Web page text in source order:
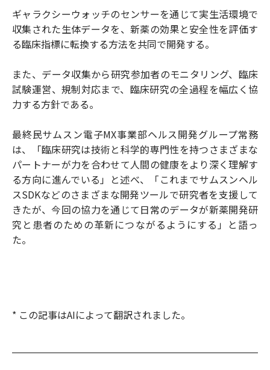
ギャラクシーウォッチのセンサーを通じて実生活環境で
収集された生体データを、新薬の効果と安全性を評価す
る臨床指標に転換する方法を共同で開発する。
また、データ収集から研究参加者のモニタリング、臨床
試験運営、規制対応まで、臨床研究の全過程を幅広く協
力する方針である。
最終民サムスン電子MX事業部ヘルス開発グループ常務
は、「臨床研究は技術と科学的専門性を持つさまざまな
パートナーが力を合わせて人間の健康をより深く理解す
る方向に進んでいる」と述べ、「これまでサムスンヘル
スSDKなどのさまざまな開発ツールで研究者を支援して
きたが、今回の協力を通じて日常のデータが新薬開発研
究と患者のための革新につながるようにする」と語っ
た。
* この記事はAIによって翻訳されました。